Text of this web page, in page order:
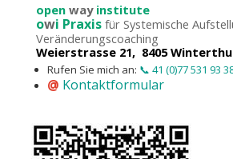
open wayinstitute
owi Praxisfür Systemische
Veränderungscoaching
Weierstrasse 21, 8405
Rufen Sie mich an: 📞 41 (0)77 531 93
@ Kontaktformular